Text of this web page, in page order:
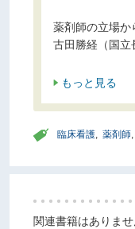
薬剤師の立場か
古田勝経（国立
もっと見る
臨床看護, 薬剤師,
関連書籍はありま